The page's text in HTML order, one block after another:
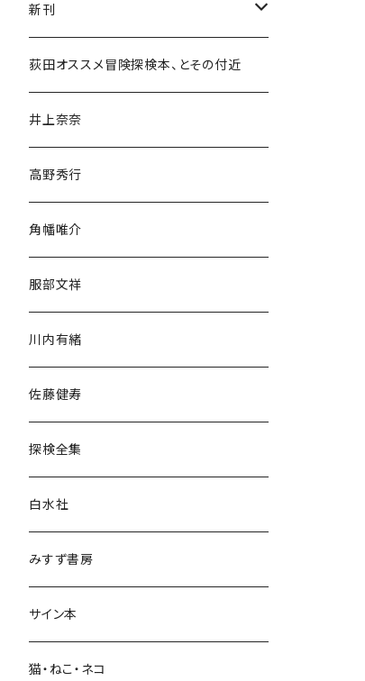
新刊
和書
文学・小説・物語
随筆・ノンフィクション・その他
民族・風習
言語・ことば
荻田オススメ冒険探検本、とその付近
井上奈奈
高野秀行
角幡唯介
服部文祥
川内有緒
佐藤健寿
探検全集
白水社
みすず書房
サイン本
猫・ねこ・ネコ